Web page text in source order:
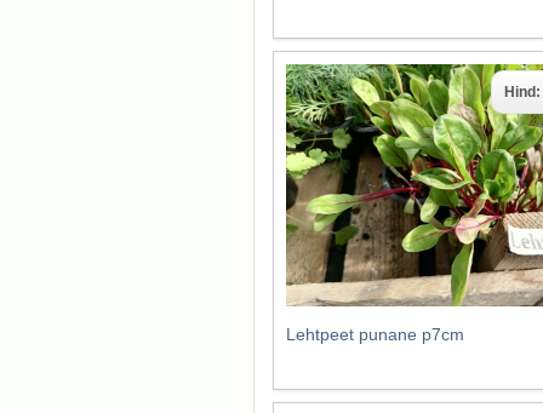
Lehtpeet punane p7cm
Hind: